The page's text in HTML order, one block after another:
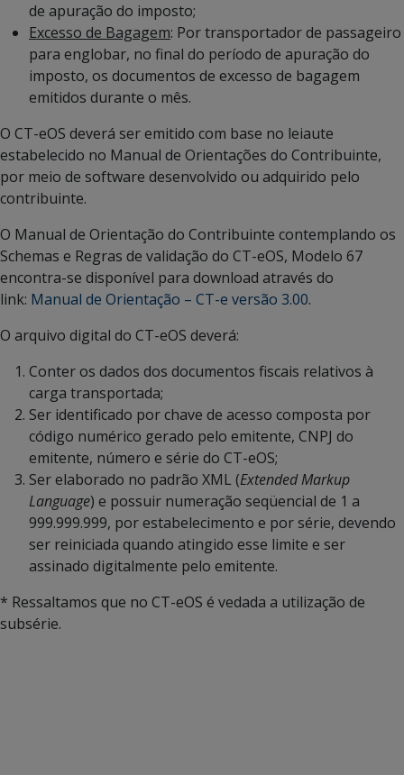
de apuração do imposto;
Excesso de Bagagem: Por transportador de passageiro
para englobar, no final do período de apuração do
imposto, os documentos de excesso de bagagem
emitidos durante o mês.
O CT-eOS deverá ser emitido com base no leiaute
estabelecido no Manual de Orientações do Contribuinte,
por meio de software desenvolvido ou adquirido pelo
contribuinte.
O Manual de Orientação do Contribuinte contemplando os
Schemas e Regras de validação do CT-eOS, Modelo 67
encontra-se disponível para download através do
link: Manual de Orientação – CT-e versão 3.00.
O arquivo digital do CT-eOS deverá:
Conter os dados dos documentos fiscais relativos à
carga transportada;
Ser identificado por chave de acesso composta por
código numérico gerado pelo emitente, CNPJ do
emitente, número e série do CT-eOS;
Ser elaborado no padrão XML (Extended Markup
Language) e possuir numeração seqüencial de 1 a
999.999.999, por estabelecimento e por série, devendo
ser reiniciada quando atingido esse limite e ser
assinado digitalmente pelo emitente.
* Ressaltamos que no CT-eOS é vedada a utilização de
subsérie.